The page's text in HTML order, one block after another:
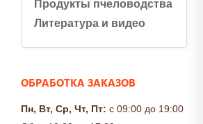
Продукты пчеловодства
Литература и видео
ОБРАБОТКА ЗАКАЗОВ
Пн, Вт, Ср, Чт, Пт: с 09:00 до 19:00